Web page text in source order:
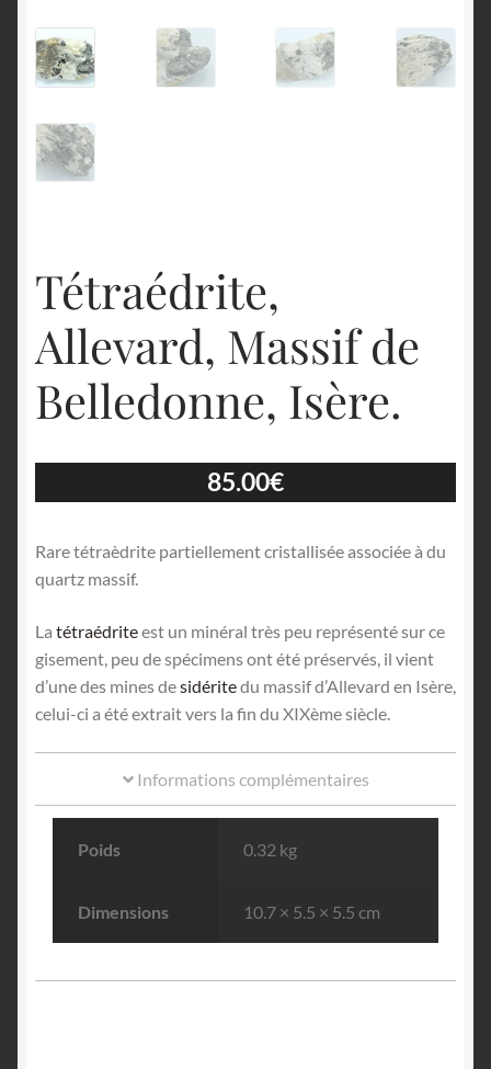
Tétraédrite,
Allevard, Massif de
Belledonne, Isère.
85.00€
Rare tétraèdrite partiellement cristallisée associée à du
quartz massif.
La tétraédriteest un minéral très peu représenté sur ce
gisement, peu de spécimens ont été préservés, il vient
d’une des mines desidéritedu massif d’Allevard en Isère,
celui-ci a été extrait vers la fin du XIXème siècle.
Informations complémentaires
Poids 0.32 kg
Dimensions 10.7 × 5.5 × 5.5 cm